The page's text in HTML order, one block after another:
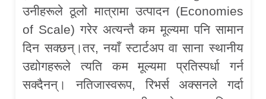
उनीहरूले ठूलो मात्रामा उत्पादन (Economies
of Scale) गरेर अत्यन्तै कम मूल्यमा पनि सामान
दिन सक्छन्।तर, नयाँ स्टार्टअप वा साना स्थानीय
उद्योगहरूले त्यति कम मूल्यमा प्रतिस्पर्धा गर्न
सक्दैनन्। नतिजास्वरूप, रिभर्स अक्सनले गर्दा